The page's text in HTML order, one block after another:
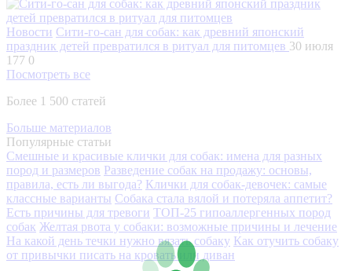
Новости Сити-го-сан для собак: как древний японский
праздник детей превратился в ритуал для питомцев 30 июля
177 0
Посмотреть все
Более 1 500 статей
Больше материалов
Популярные статьи
Смешные и красивые клички для собак: имена для разных
пород и размеров Разведение собак на продажу: основы,
правила, есть ли выгода? Клички для собак-девочек: самые
классные варианты Собака стала вялой и потеряла аппетит?
Есть причины для тревоги ТОП-25 гипоаллергенных пород
собак Желтая рвота у собаки: возможные причины и лечение
На какой день течки нужно вязать собаку Как отучить собаку
от привычки писать на кровать или диван